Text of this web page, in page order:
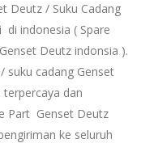
Deutz / Suku Cadang
di indonesia ( Spare
Deutz indonsia ).
suku cadang Genset
dan
Part Genset Deutz
ke seluruh